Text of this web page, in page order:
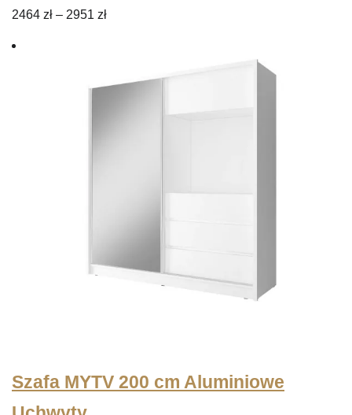
2464 zł – 2951 złZakres
2464 zł
Szafa MYTV 200 cm Aluminiowe